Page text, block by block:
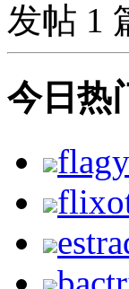
发帖 1
今日热